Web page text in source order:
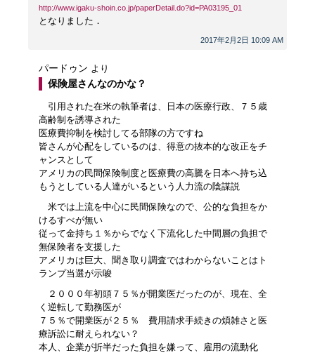
2017年2月2日 10:09 AM
http://www.igaku-shoin.co.jp/paperDetail.do?id=PA03195_01
となりました．
パードゥン より
保険屋さんなのかな？
引用された在米の執筆者は、日本の医療行政、７５歳
高齢制を誘導された
医療費抑制を検討してる部隊の方ですね
皆さんが心配をしているのは、得意の抜本的な改正をチ
ャンスとして
アメリカの民間保険制度と医療費の高騰を日本へ持ち込
もうとしている人達がいるという人力流の陰謀説
米では上流を中心に民間保険なので、公的な負担をか
けるすべが無い
従って金持ち１％からでなく下流化した中間層の負担で
無保険者を支援した
アメリカは巨大、聞き取り調査ではわからないことはト
ランプ当選が示唆
２０００年初頭７５％が開業医だったのが、現在、全
く逆転して勤務医が
７５％で開業医が２５％ 費用請求手続きの煩雑さと医
療訴訟に耐えられない？
本人、企業が折半だった負担を嫌って、雇用の流動化